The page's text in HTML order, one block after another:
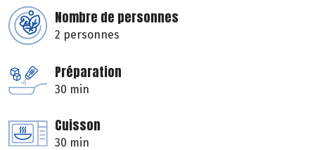
Nombre de personnes
2 personnes
Préparation
30 min
Cuisson
30 min